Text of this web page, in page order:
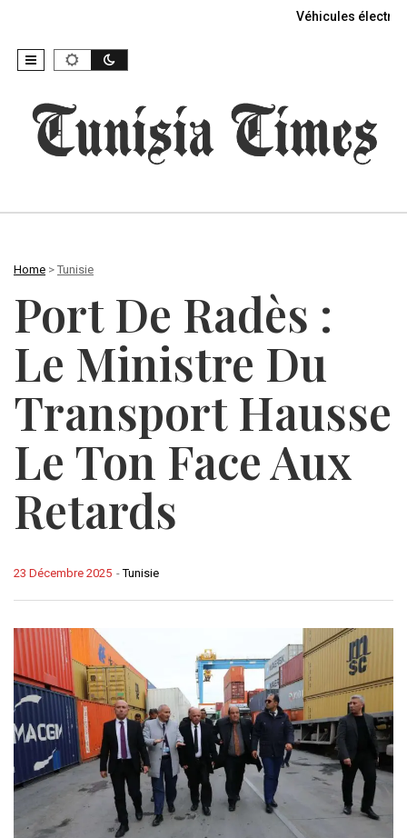
Véhicules
Home > Tunisie
Port De Radès :
Le Ministre Du
Transport Hausse
Le Ton Face Aux
Retards
-Tunisie
23 Décembre 2025